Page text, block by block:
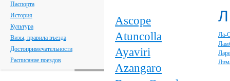
Паспорта
История
Культура
Визы, правила въезда
Достопримечательности
Расписание поездов
Ascope
Atuncolla
Ayaviri
Azangaro
Л
Ла-